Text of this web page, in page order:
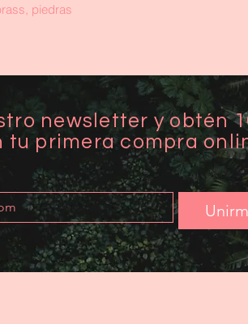
piedras
newsletter y obtén
tu primera compra